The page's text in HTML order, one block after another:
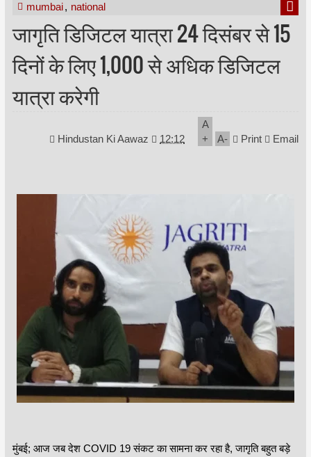
mumbai, national
जागृति डिजिटल यात्रा 24 दिसंबर से 15
दिनों के लिए 1,000 से अधिक डिजिटल
यात्रा करेगी
Hindustan Ki Aawaz 12:12
A
+
A- Print Email
मुंबई; आज जब देश COVID 19 संकट का सामना कर रहा है, जागृति बहुत बड़े